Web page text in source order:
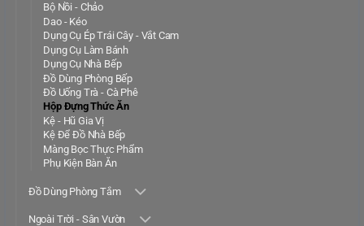
Bộ Nồi - Chảo
Dao - Kéo
Dụng Cụ Ép Trái Cây - Vắt Cam
Dụng Cụ Làm Bánh
Dụng Cụ Nhà Bếp
Đồ Dùng Phòng Bếp
Đồ Uống Trà - Cà Phê
Hộp Đựng Thức Ăn
Kệ - Hũ Gia Vị
Kệ Để Đồ Nhà Bếp
Màng Bọc Thực Phẩm
Phụ Kiện Bàn Ăn
Đồ Dùng Phòng Tắm
Ngoài Trời - Sân Vườn